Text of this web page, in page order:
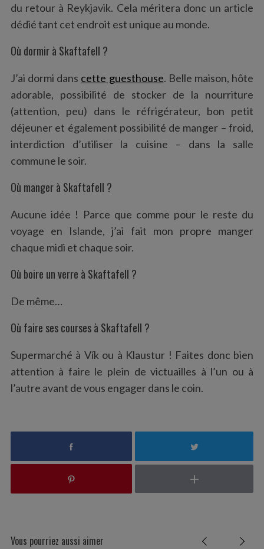
du retour à Reykjavik. Cela méritera donc un article
dédié tant cet endroit est unique au monde.
Où dormir à Skaftafell ?
J’ai dormi dans cette guesthouse. Belle maison, hôte
adorable, possibilité de stocker de la nourriture
(attention, peu) dans le réfrigérateur, bon petit
déjeuner et également possibilité de manger – froid,
interdiction d’utiliser la cuisine – dans la salle
commune le soir.
Où manger à Skaftafell ?
Aucune idée ! Parce que comme pour le reste du
voyage en Islande, j’ai fait mon propre manger
chaque midi et chaque soir.
Où boire un verre à Skaftafell ?
De même…
Où faire ses courses à Skaftafell ?
Supermarché à Vík ou à Klaustur ! Faites donc bien
attention à faire le plein de victuailles à l’un ou à
l’autre avant de vous engager dans le coin.
Vous pourriez aussi aimer